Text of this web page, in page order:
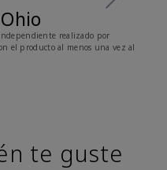
realizado por
el producto al menos una vez al
te guste